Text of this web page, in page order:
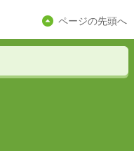
ページの先頭へ